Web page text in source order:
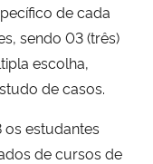
de cada
sendo 03 (três)
escolha,
de casos.
os estudantes
de cursos de